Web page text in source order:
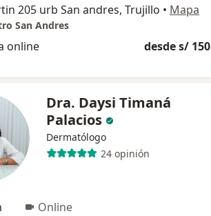
205 urb San andres, Trujillo • Mapa
San Andres
online desde s/ 150
Dra. Daysi Timaná
Palacios
Dermatólogo
24 opinión
Online